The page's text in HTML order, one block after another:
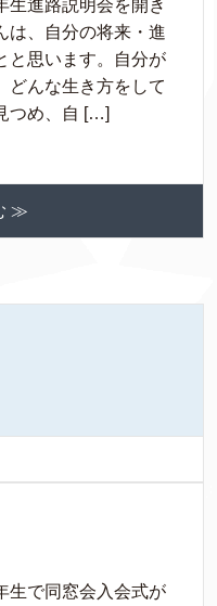
生進路説明会を開き
は、自分の将来・進
と思います。自分が
どんな生き方をして
つめ、自 […]
≫
生で同窓会入会式が